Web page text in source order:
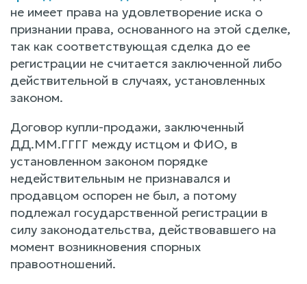
не имеет права на удовлетворение иска о
признании права, основанного на этой сделке,
так как соответствующая сделка до ее
регистрации не считается заключенной либо
действительной в случаях, установленных
законом.
Договор купли-продажи, заключенный
ДД.ММ.ГГГГ между истцом и ФИО, в
установленном законом порядке
недействительным не признавался и
продавцом оспорен не был, а потому
подлежал государственной регистрации в
силу законодательства, действовавшего на
момент возникновения спорных
правоотношений.